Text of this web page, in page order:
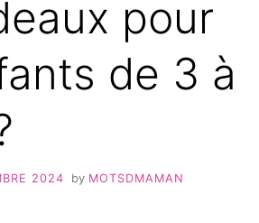
pour
de 3 à
2024 by MOTSDMAMAN